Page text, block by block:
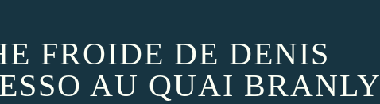
FROIDE DE DENIS
AU QUAI BRANLY